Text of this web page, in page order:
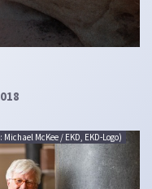
McKee / EKD, EKD-Logo)